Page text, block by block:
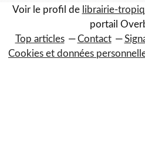
Voir le profil de librairie-
portail
Top articles
Contact
Cookies et données